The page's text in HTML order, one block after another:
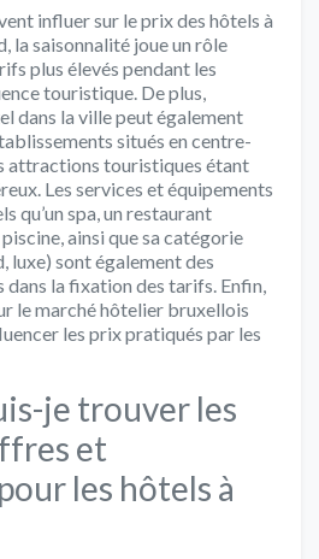
influer sur le prix des hôtels à
la saisonnalité joue un rôle
plus élevés pendant les
touristique. De plus,
dans la ville peut également
situés en centre-
attractions touristiques étant
Les services et équipements
qu’un spa, un restaurant
ainsi que sa catégorie
luxe) sont également des
la fixation des tarifs. Enfin,
le marché hôtelier bruxellois
les prix pratiqués par les
je trouver les
et
les hôtels à